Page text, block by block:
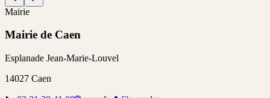
Mairie
Mairie de Caen
Esplanade Jean-Marie-Louvel
14027 Caen